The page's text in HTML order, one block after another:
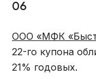
06
ООО «МФК
22-го купона
21% годовых.